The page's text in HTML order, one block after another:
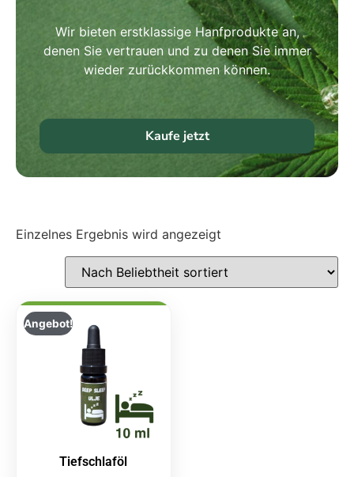
Wir bieten erstklassige Hanfprodukte an,
denen Sie vertrauen und zu denen Sie immer
wieder zurückkommen können.
Kaufe jetzt
Einzelnes Ergebnis wird angezeigt
Angebot!
Tiefschlaföl